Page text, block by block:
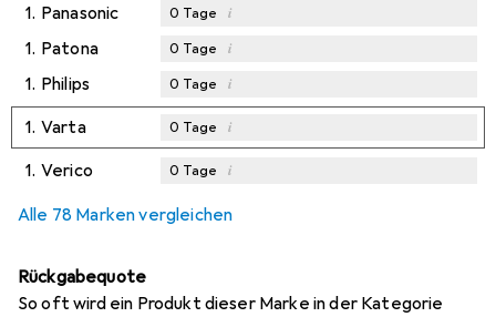
1. Panasonic 0 Tage i
1. Patona 0 Tage i
1. Philips 0 Tage i
1. Varta 0 Tage i
1. Verico 0 Tage i
Alle 78 Marken vergleichen
Rückgabequote
So oft wird ein Produkt dieser Marke in der Kategorie